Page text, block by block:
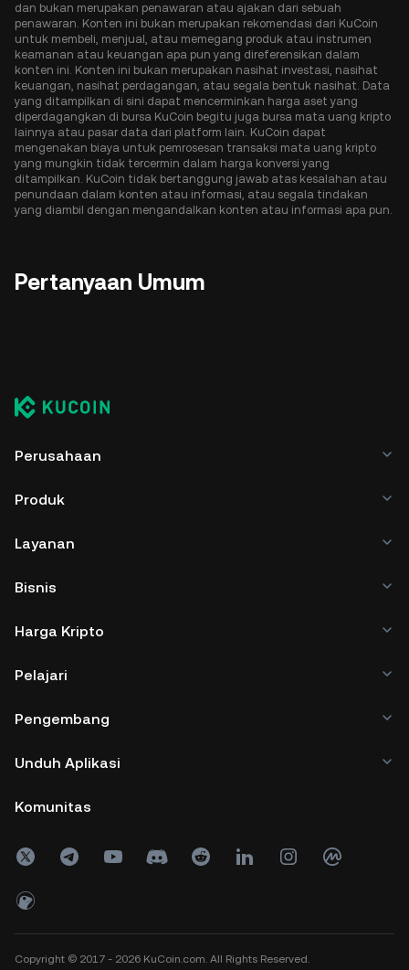
dan bukan merupakan penawaran atau ajakan dari sebuah
penawaran. Konten ini bukan merupakan rekomendasi dari KuCoin
untuk membeli, menjual, atau memegang produk atau instrumen
keamanan atau keuangan apa pun yang direferensikan dalam
konten ini. Konten ini bukan merupakan nasihat investasi, nasihat
keuangan, nasihat perdagangan, atau segala bentuk nasihat. Data
yang ditampilkan di sini dapat mencerminkan harga aset yang
diperdagangkan di bursa KuCoin begitu juga bursa mata uang kripto
lainnya atau pasar data dari platform lain. KuCoin dapat
mengenakan biaya untuk pemrosesan transaksi mata uang kripto
yang mungkin tidak tercermin dalam harga konversi yang
ditampilkan. KuCoin tidak bertanggung jawab atas kesalahan atau
penundaan dalam konten atau informasi, atau segala tindakan
yang diambil dengan mengandalkan konten atau informasi apa pun.
Pertanyaan Umum
Perusahaan
Produk
Layanan
Bisnis
Harga Kripto
Pelajari
Pengembang
Unduh Aplikasi
Komunitas
Copyright © 2017 - 2026 KuCoin.com. All Rights Reserved.